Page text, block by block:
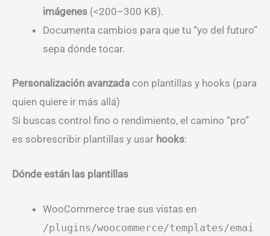
imágenes (<200–300 KB).
Documenta cambios para que tu “yo del futuro”
sepa dónde tocar.
Personalización avanzada con plantillas y hooks (para
quien quiere ir más allá)
Si buscas control fino o rendimiento, el camino “pro”
es sobrescribir plantillas y usar hooks:
Dónde están las plantillas
WooCommerce trae sus vistas en
/plugins/woocommerce/templates/emai